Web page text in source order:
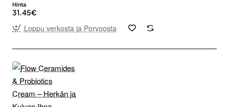
Hinta
31.45€
Loppu verkosta ja Porvoosta